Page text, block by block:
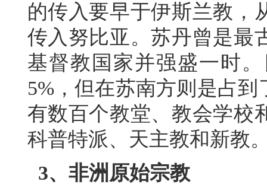
的传入要早于伊斯兰教，
传入努比亚。苏丹曾是最
基督教国家并强盛一时
5%，但在苏南方则是占到
有数百个教堂、教会学校
科普特派、天主教和新教
3、非洲原始宗教